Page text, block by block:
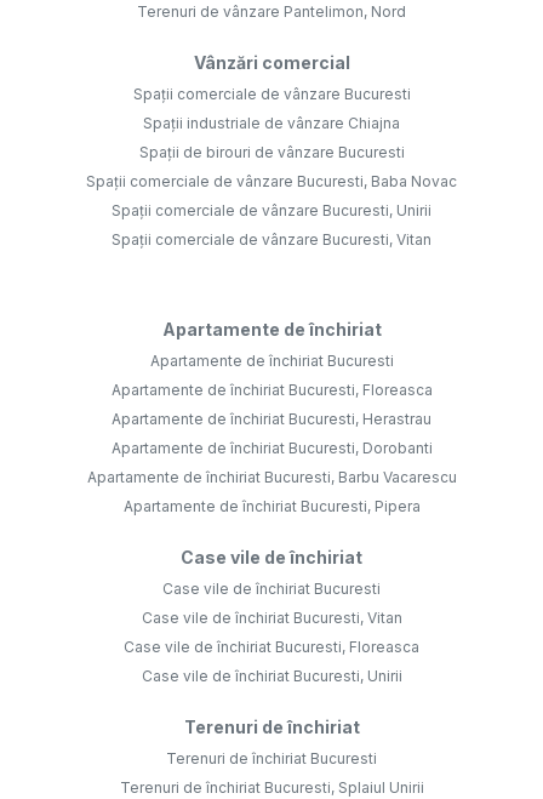
Terenuri de vânzare Pantelimon, Nord
Vânzări comercial
Spații comerciale de vânzare Bucuresti
Spații industriale de vânzare Chiajna
Spații de birouri de vânzare Bucuresti
Spații comerciale de vânzare Bucuresti, Baba Novac
Spații comerciale de vânzare Bucuresti, Unirii
Spații comerciale de vânzare Bucuresti, Vitan
Apartamente de închiriat
Apartamente de închiriat Bucuresti
Apartamente de închiriat Bucuresti, Floreasca
Apartamente de închiriat Bucuresti, Herastrau
Apartamente de închiriat Bucuresti, Dorobanti
Apartamente de închiriat Bucuresti, Barbu Vacarescu
Apartamente de închiriat Bucuresti, Pipera
Case vile de închiriat
Case vile de închiriat Bucuresti
Case vile de închiriat Bucuresti, Vitan
Case vile de închiriat Bucuresti, Floreasca
Case vile de închiriat Bucuresti, Unirii
Terenuri de închiriat
Terenuri de închiriat Bucuresti
Terenuri de închiriat Bucuresti, Splaiul Unirii